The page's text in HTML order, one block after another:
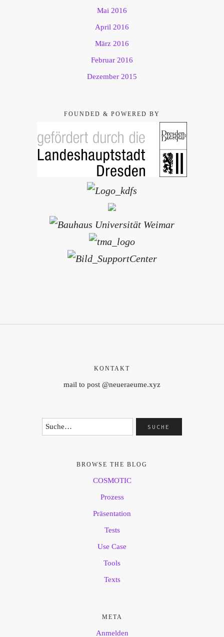
Mai 2016
April 2016
März 2016
Februar 2016
Dezember 2015
FOUNDED & POWERED BY
KONTAKT
mail to post @neueraeume.xyz
BROWSE THE BLOG
COSMOTIC
Prozess
Präsentation
Tests
Use Case
Tools
Texts
META
Anmelden